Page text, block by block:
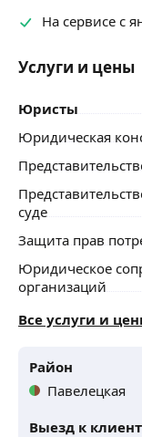
Специализируюсь
и строительство,
трудовое право,
Автор ряда
журналах по
и
На сервисе с
Услуги и цены
Юристы
Юридическая
суде
Защита прав
Юридическое
организаций
Все услуги и
Район
Павелецкая
Выезд к